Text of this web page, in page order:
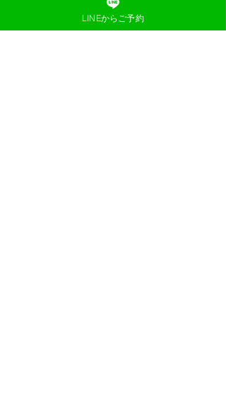
よもぎ温熱セラピーは、国産オーガニ
ックのよもぎとハーブを蒸して体を芯
LINEからご予約